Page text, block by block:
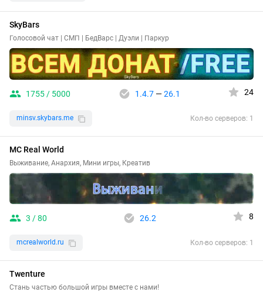
SkyBars
Голосовой чат | СМП | БедВарс | Дуэли | Паркур
1755 / 5000 1.4.7— 26.1 24
minsv.skybars.me Кол-во серверов: 1
MC Real World
Выживание, Анархия, Мини игры, Креатив
3 / 80 26.2 8
mcrealworld.ru Кол-во серверов: 1
Twenture
Стань частью большой игры вместе с нами!